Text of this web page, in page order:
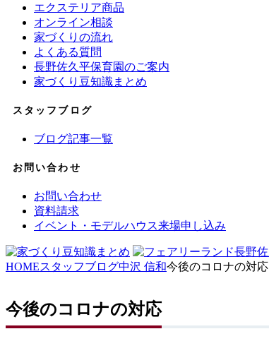
エクステリア商品
オンライン相談
家づくりの流れ
よくある質問
長野佐久平保育園のご案内
家づくり豆知識まとめ
スタッフブログ
ブログ記事一覧
お問い合わせ
お問い合わせ
資料請求
イベント・モデルハウス来場申し込み
HOMEスタッフブログ中沢 信和今後のコロナの対応
今後のコロナの対応